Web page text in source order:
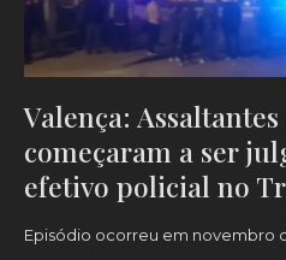
Valença:
começaram a ser
efetivo policial no
Episódio ocorreu em novembro